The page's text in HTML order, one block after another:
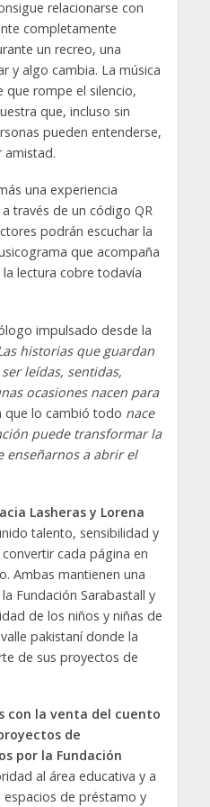
relacionarse con
completamente
un recreo, una
y algo cambia. La música
que rompe el silencio,
que, incluso sin
pueden entenderse,
amistad.
una experiencia
través de un código QR
podrán escuchar la
que acompaña
lectura cobre todavía
impulsado desde la
historias que guardan
leídas, sentidas,
ocasiones nacen para
que lo cambió todo nace
puede transformar la
enseñarnos a abrir el
Lasheras y Lorena
talento, sensibilidad y
cada página en
Ambas mantienen una
Fundación Sarabastall y
de los niños y niñas de
pakistaní donde la
de sus proyectos de
con la venta del cuento
de
por la Fundación
al área educativa y a
de préstamo y